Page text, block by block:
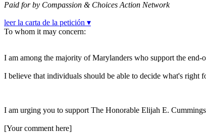
Paid for by Compassion & Choices Action Network
leer la carta de la petición ▾
To whom it may concern:
I am among the majority of Marylanders who support the
I believe that individuals should be able to decide what's right
I am urging you to support The Honorable Elijah E.
[Your comment here]